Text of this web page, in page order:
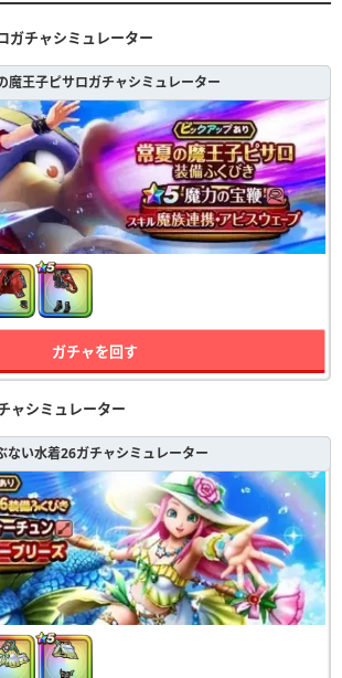
ガチャシミュレーター
魔王子ピサロガチャシミュレーター
ガチャを回す
ャシミュレーター
ない水着26ガチャシミュレーター